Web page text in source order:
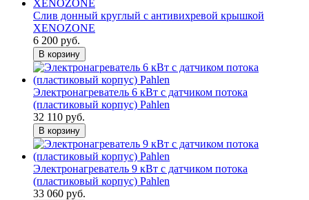
Слив донный круглый с антивихревой крышкой
XENOZONE
6 200 руб.
В корзину
Электронагреватель 6 кВт с датчиком потока
(пластиковый корпус) Pahlen
32 110 руб.
В корзину
Электронагреватель 9 кВт с датчиком потока
(пластиковый корпус) Pahlen
33 060 руб.